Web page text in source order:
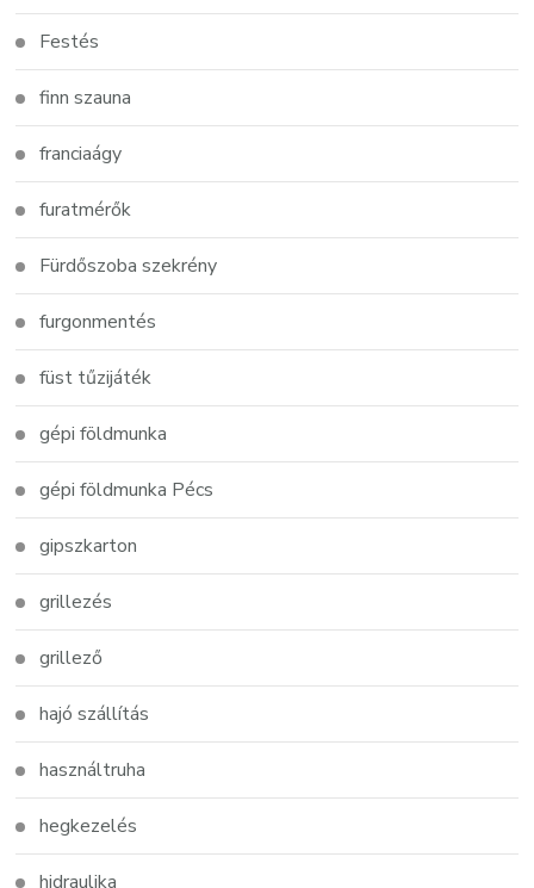
Festés
finn szauna
franciaágy
furatmérők
Fürdőszoba szekrény
furgonmentés
füst tűzijáték
gépi földmunka
gépi földmunka Pécs
gipszkarton
grillezés
grillező
hajó szállítás
használtruha
hegkezelés
hidraulika